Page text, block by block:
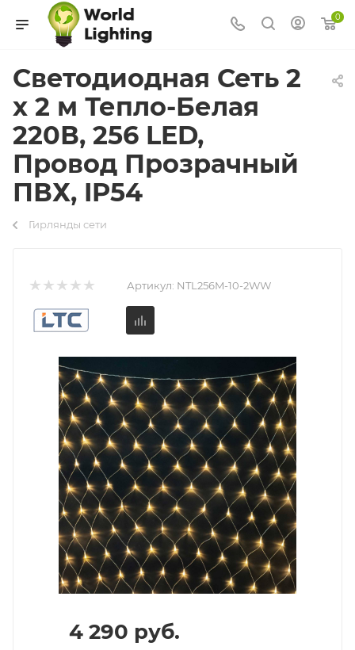
0
Светодиодная Сеть 2
x 2 м Тепло-Белая
220В, 256 LED,
Провод Прозрачный
ПВХ, IP54
Гирлянды сети
Артикул: NTL256M-10-2WW
4 290 руб.